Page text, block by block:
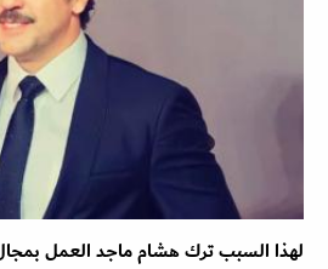
لهذا السبب ترك هشام ماجد العمل